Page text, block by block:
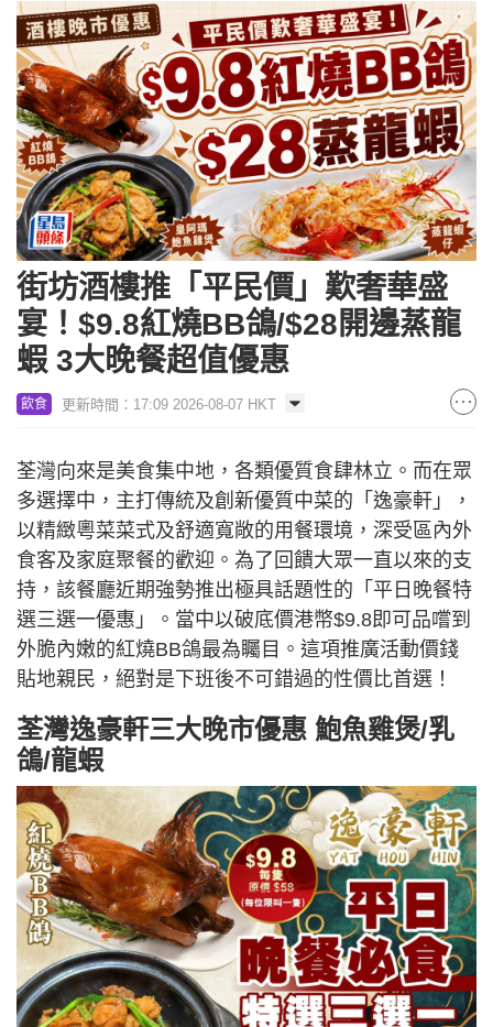
街坊酒樓推「平民價」歎奢華盛
宴！$9.8紅燒BB鴿/$28開邊蒸龍
蝦 3大晚餐超值優惠
飲食 更新時間：17:09 2026-08-07 HKT
荃灣向來是美食集中地，各類優質食肆林立。而在眾
多選擇中，主打傳統及創新優質中菜的「逸豪軒」，
以精緻粵菜菜式及舒適寬敞的用餐環境，深受區內外
食客及家庭聚餐的歡迎。為了回饋大眾一直以來的支
持，該餐廳近期強勢推出極具話題性的「平日晚餐特
選三選一優惠」。當中以破底價港幣$9.8即可品嚐到
外脆內嫩的紅燒BB鴿最為矚目。這項推廣活動價錢
貼地親民，絕對是下班後不可錯過的性價比首選！
荃灣逸豪軒三大晚市優惠 鮑魚雞煲/乳
鴿/龍蝦